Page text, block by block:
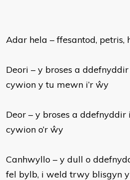
Adar hela – ffesantod, petris,
Deori – y broses a
cywion y tu mewn i’r ŵy
Deor – y broses a
cywion o’r ŵy
Canhwyllo – y dull o
fel bylb, i weld trwy blisgyn